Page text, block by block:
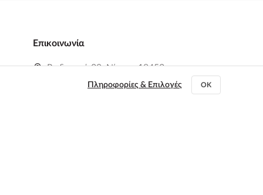
Επικοινωνία
Ραιδεστού 29, Νίκαια, 18453
+30 212 10 44200, +30 211 01 27 327
Πληροφορίες & Επιλογές OK